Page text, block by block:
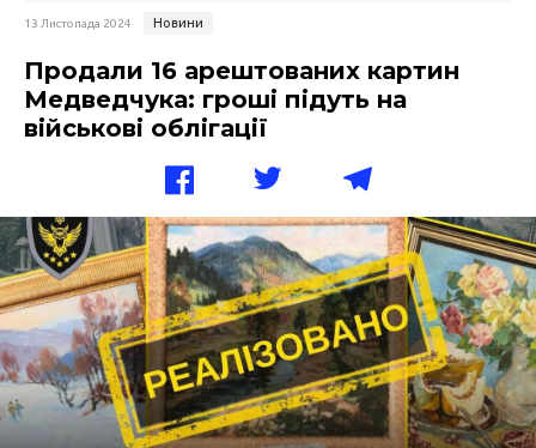
13 Листопада 2024 Новини
Продали 16 арештованих картин
Медведчука: гроші підуть на
військові облігації